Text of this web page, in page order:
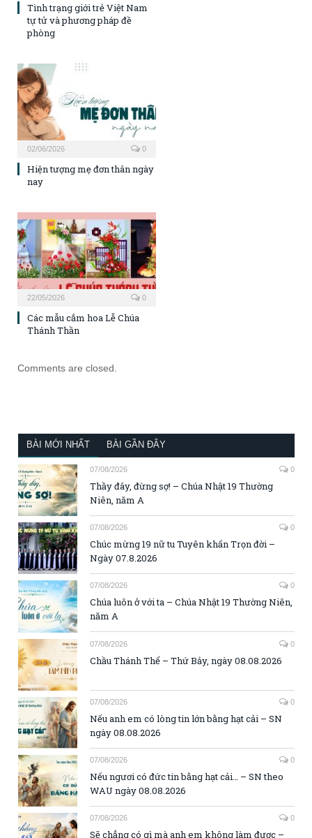
Tình trạng giới trẻ Việt Nam
tự tử và phương pháp đề
phòng
02/06/2026 0
Hiện tượng mẹ đơn thân ngày
nay
22/05/2026 0
Các mẫu cắm hoa Lễ Chúa
Thánh Thần
Comments are closed.
BÀI MỚI NHẤT BÀI GẦN ĐÂY
07/08/2026 0
Thầy đây, đừng sợ! – Chúa Nhật 19 Thường
Niên, năm A
07/08/2026 0
Chúc mừng 19 nữ tu Tuyên khấn Trọn đời –
Ngày 07.8.2026
07/08/2026 0
Chúa luôn ở với ta – Chúa Nhật 19 Thường Niên,
năm A
07/08/2026 0
Chầu Thánh Thể – Thứ Bảy, ngày 08.08.2026
07/08/2026 0
Nếu anh em có lòng tin lớn bằng hạt cải – SN
ngày 08.08.2026
07/08/2026 0
Nếu ngươi có đức tin bằng hạt cải… – SN theo
WAU ngày 08.08.2026
07/08/2026 0
Sẽ chẳng có gì mà anh em không làm được –